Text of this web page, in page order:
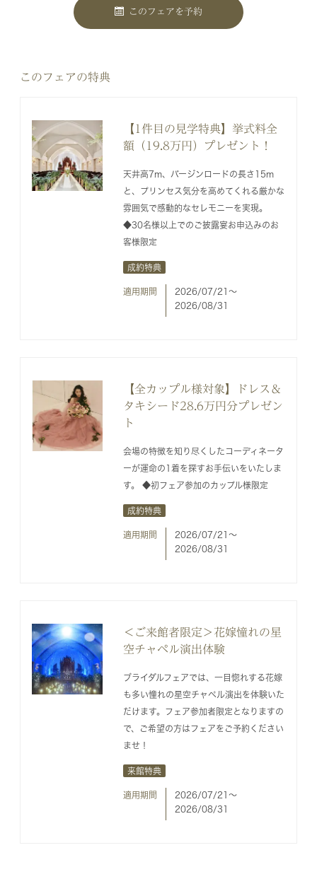
このフェアを予約
このフェアの特典
【1件目の見学特典】挙式料全
額（19.8万円）プレゼント！
天井高7m、バージンロードの長さ15m
と、プリンセス気分を高めてくれる厳かな
雰囲気で感動的なセレモニーを実現。
◆30名様以上でのご披露宴お申込みのお
客様限定
成約特典
適用期間
2026/07/21〜
2026/08/31
【全カップル様対象】ドレス＆
タキシード28.6万円分プレゼン
ト
会場の特徴を知り尽くしたコーディネータ
ーが運命の1着を探すお手伝いをいたしま
す。 ◆初フェア参加のカップル様限定
成約特典
適用期間
2026/07/21〜
2026/08/31
＜ご来館者限定＞花嫁憧れの星
空チャペル演出体験
ブライダルフェアでは、一目惚れする花嫁
も多い憧れの星空チャペル演出を体験いた
だけます。フェア参加者限定となりますの
で、ご希望の方はフェアをご予約ください
ませ！
来館特典
適用期間
2026/07/21〜
2026/08/31